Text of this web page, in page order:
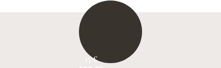
15 €